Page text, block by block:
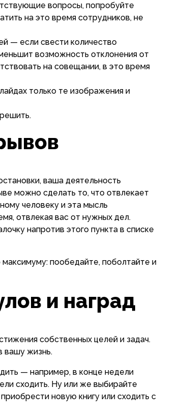
вопросы, попробуйте
на это время сотрудников, не
— если свести количество
возможность отклонения от
на совещании, в это время
только те изображения и
ваша деятельность
можно сделать то, что отвлекает
человеку и эта мысль
отвлекая вас от нужных дел.
напротив этого пункта в списке
пообедайте, поболтайте и
и наград
собственных целей и задач.
вашу жизнь.
— например, в конце недели
сходить. Ну или же выбирайте
новую книгу или сходить с